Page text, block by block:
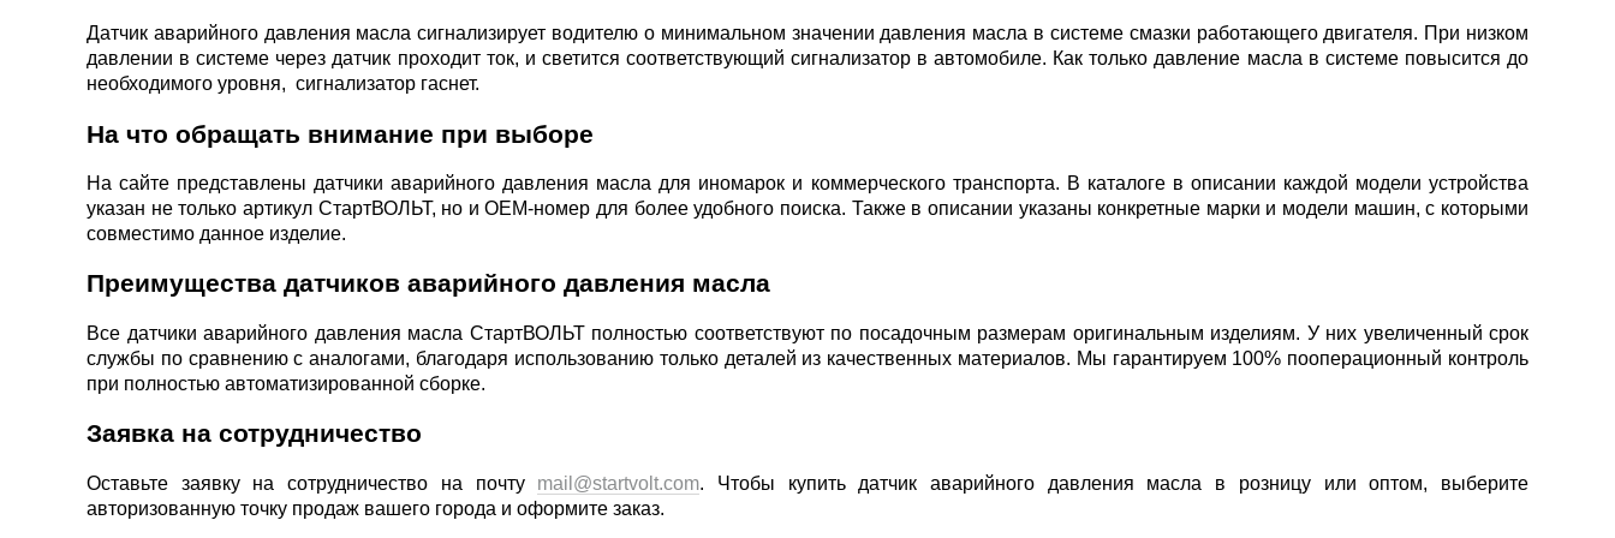
Датчик аварийного давления масла сигнализирует водителю о минимальном значении давления масла в системе смазки работающего двигателя. При низком
давлении в системе через датчик проходит ток, и светится соответствующий сигнализатор в автомобиле. Как только давление масла в системе повысится до
необходимого уровня, сигнализатор гаснет.
На что обращать внимание при выборе
На сайте представлены датчики аварийного давления масла для иномарок и коммерческого транспорта. В каталоге в описании каждой модели устройства
указан не только артикул СтартВОЛЬТ, но и ОЕМ-номер для более удобного поиска. Также в описании указаны конкретные марки и модели машин, с которыми
совместимо данное изделие.
Преимущества датчиков аварийного давления масла
Все датчики аварийного давления масла СтартВОЛЬТ полностью соответствуют по посадочным размерам оригинальным изделиям. У них увеличенный срок
службы по сравнению с аналогами, благодаря использованию только деталей из качественных материалов. Мы гарантируем 100% пооперационный контроль
при полностью автоматизированной сборке.
Заявка на сотрудничество
Оставьте заявку на сотрудничество на почту mail@startvolt.com. Чтобы купить датчик аварийного давления масла в розницу или оптом, выберите
авторизованную точку продаж вашего города и оформите заказ.